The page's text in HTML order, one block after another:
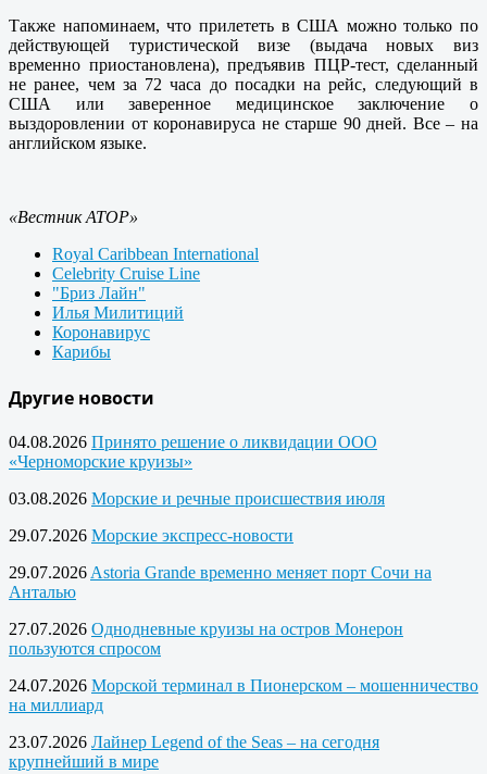
Также напоминаем, что прилететь в США можно только по
действующей туристической визе (выдача новых виз
временно приостановлена), предъявив ПЦР-тест, сделанный
не ранее, чем за 72 часа до посадки на рейс, следующий в
США или заверенное медицинское заключение о
выздоровлении от коронавируса не старше 90 дней. Все – на
английском языке.
«Вестник АТОР»
Royal Caribbean International
Celebrity Cruise Line
"Бриз Лайн"
Илья Милитиций
Коронавирус
Карибы
Другие новости
04.08.2026 Принято решение о ликвидации ООО
«Черноморские круизы»
03.08.2026 Морские и речные происшествия июля
29.07.2026 Морские экспресс-новости
29.07.2026 Astoria Grande временно меняет порт Сочи на
Анталью
27.07.2026 Однодневные круизы на остров Монерон
пользуются спросом
24.07.2026 Морской терминал в Пионерском – мошенничество
на миллиард
23.07.2026 Лайнер Legend of the Seas – на сегодня
крупнейший в мире